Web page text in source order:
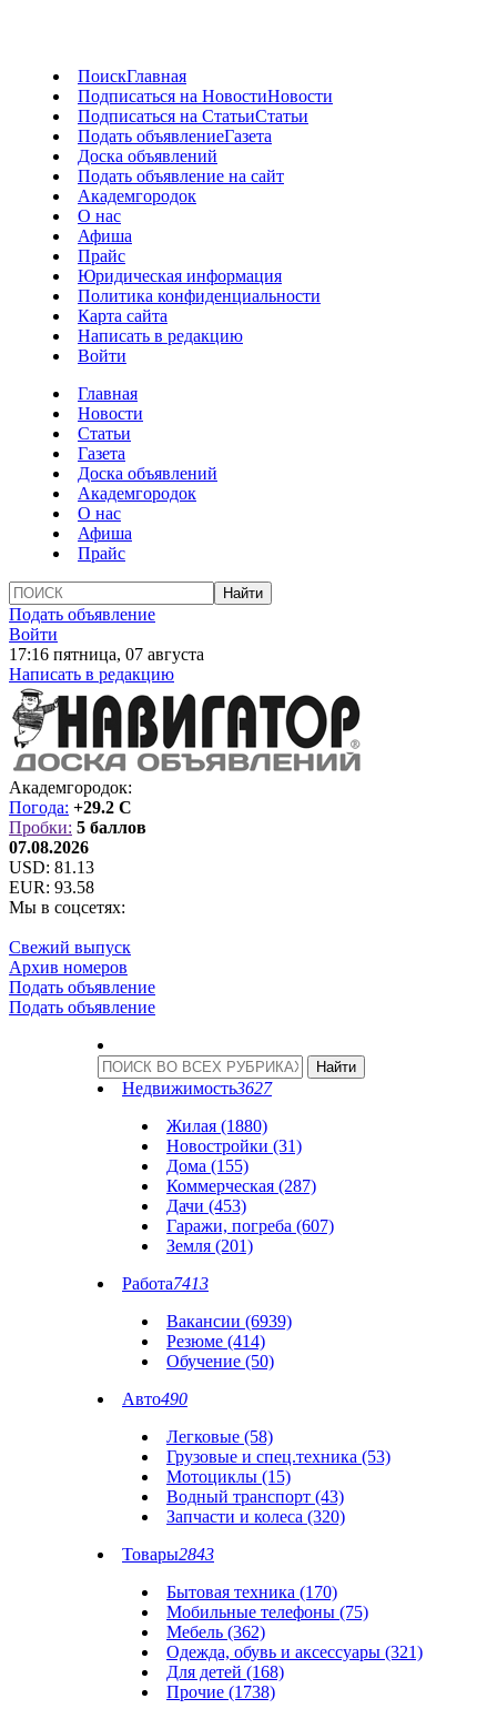
ПоискГлавная
Подписаться на НовостиНовости
Подписаться на СтатьиСтатьи
Подать объявлениеГазета
Доска объявлений
Подать объявление на сайт
Академгородок
О нас
Афиша
Прайс
Юридическая информация
Политика конфиденциальности
Карта сайта
Написать в редакцию
Войти
Главная
Новости
Статьи
Газета
Доска объявлений
Академгородок
О нас
Афиша
Прайс
Подать объявление
Войти
17:16 пятница, 07 августа
Написать в редакцию
Академгородок:
Погода: +29.2 C
Пробки: 5 баллов
07.08.2026
USD: 81.13
EUR: 93.58
Мы в соцсетях:
Свежий выпуск
Архив номеров
Подать объявление
Подать объявление
Недвижимость3627
Жилая (1880)
Новостройки (31)
Дома (155)
Коммерческая (287)
Дачи (453)
Гаражи, погреба (607)
Земля (201)
Работа7413
Вакансии (6939)
Резюме (414)
Обучение (50)
Авто490
Легковые (58)
Грузовые и спец.техника (53)
Мотоциклы (15)
Водный транспорт (43)
Запчасти и колеса (320)
Товары2843
Бытовая техника (170)
Мобильные телефоны (75)
Мебель (362)
Одежда, обувь и аксессуары (321)
Для детей (168)
Прочие (1738)